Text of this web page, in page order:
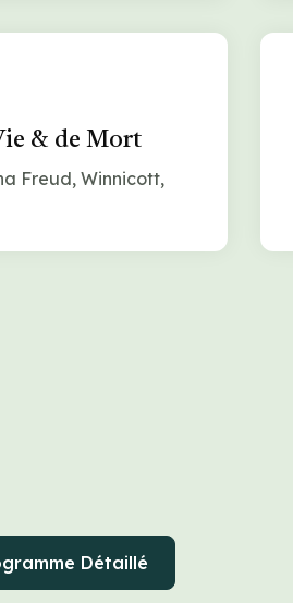
& de Mort
Freud, Winnicott,
Détaillé